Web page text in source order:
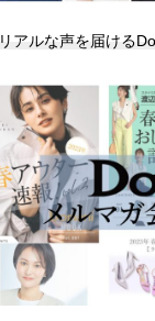
リアルな声を届ける